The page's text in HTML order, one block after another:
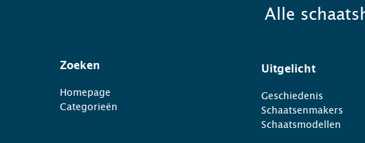
Alle
Zoeken
Homepage
Categorieën
Uitgelicht
Geschiedenis
Schaatsenmakers
Schaatsmodellen